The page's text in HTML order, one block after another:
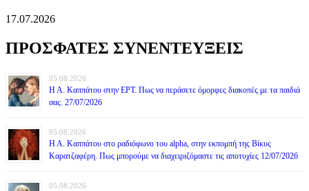
17.07.2026
ΠΡΟΣΦΑΤΕΣ ΣΥΝΕΝΤΕΥΞΕΙΣ
05.08.2026
Η Α. Καππάτου στην ΕΡΤ. Πως να περάσετε όμορφες διακοπές με τα παιδιά
σας. 27/07/2026
05.08.2026
Η Α. Καππάτου στο ραδιόφωνο του alpha, στην εκπομπή της Βίκυς
Καρατζαφέρη. Πως μπορούμε να διαχειριζόμαστε τις αποτυχίες 12/07/2026
05.08.2026